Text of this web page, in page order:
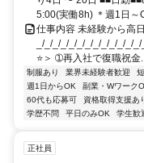
5:00(実働8h) ＊週1日～
仕事内容 未経験から高
_/_/_/_/_/_/_/_/_/_/_/_/
⭐＞ ➀再入社で復職祝金
制服あり 業界未経験者歓迎
週1日からOK
副業・Wワーク
60代も応募可
資格取得支援あ
学歴不問
平日のみOK 学生歓
正社員